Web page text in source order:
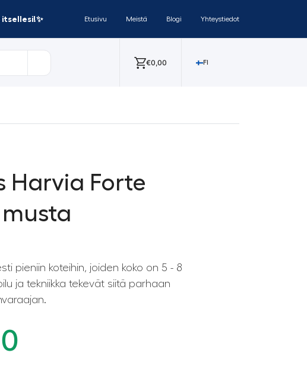
Etusivu Meistä Blogi Yhteystiedot
€0,00 FI
Harvia Forte
musta
pieniin koteihin, joiden koko on 5 - 8
ja tekniikka tekevät siitä parhaan